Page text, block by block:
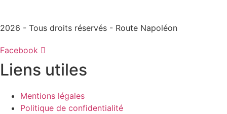
2026 - Tous droits réservés - Route Napoléon
Facebook
Liens utiles
Mentions légales
Politique de confidentialité